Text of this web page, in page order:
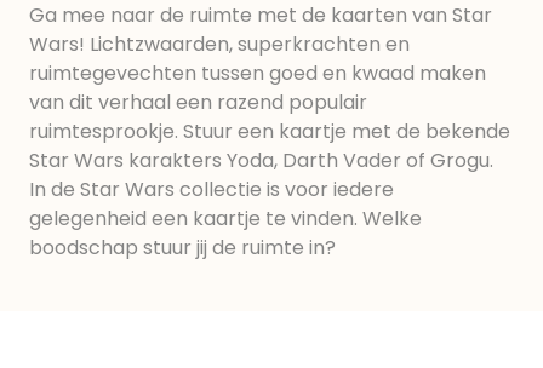
Ga mee naar de ruimte met de kaarten van Star
Wars! Lichtzwaarden, superkrachten en
ruimtegevechten tussen goed en kwaad maken
van dit verhaal een razend populair
ruimtesprookje. Stuur een kaartje met de bekende
Star Wars karakters Yoda, Darth Vader of Grogu.
In de Star Wars collectie is voor iedere
gelegenheid een kaartje te vinden. Welke
boodschap stuur jij de ruimte in?